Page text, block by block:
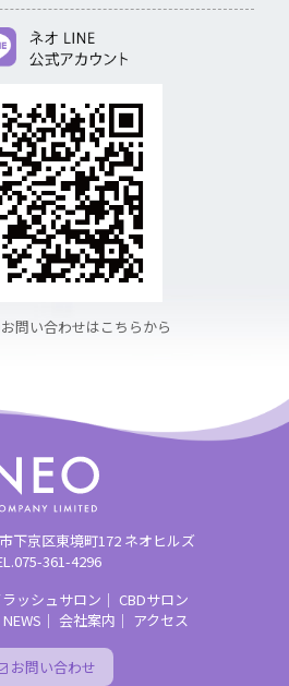
問い合わせはこちらから
下京区東境町172 ネオヒルズ
361-4296
ッシュサロン ｜ CBDサロン
NEWS ｜ 会社案内 ｜ アクセス
お問い合わせ